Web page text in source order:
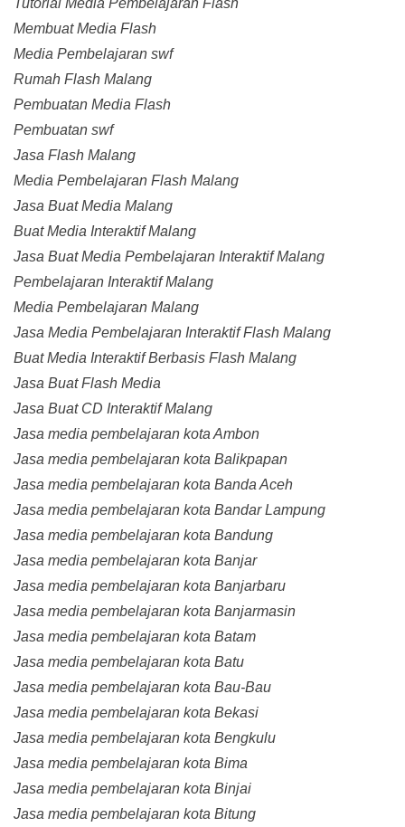
Tutorial Media Pembelajaran Flash
Membuat Media Flash
Media Pembelajaran swf
Rumah Flash Malang
Pembuatan Media Flash
Pembuatan swf
Jasa Flash Malang
Media Pembelajaran Flash Malang
Jasa Buat Media Malang
Buat Media Interaktif Malang
Jasa Buat Media Pembelajaran Interaktif Malang
Pembelajaran Interaktif Malang
Media Pembelajaran Malang
Jasa Media Pembelajaran Interaktif Flash Malang
Buat Media Interaktif Berbasis Flash Malang
Jasa Buat Flash Media
Jasa Buat CD Interaktif Malang
Jasa media pembelajaran kota Ambon
Jasa media pembelajaran kota Balikpapan
Jasa media pembelajaran kota Banda Aceh
Jasa media pembelajaran kota Bandar Lampung
Jasa media pembelajaran kota Bandung
Jasa media pembelajaran kota Banjar
Jasa media pembelajaran kota Banjarbaru
Jasa media pembelajaran kota Banjarmasin
Jasa media pembelajaran kota Batam
Jasa media pembelajaran kota Batu
Jasa media pembelajaran kota Bau-Bau
Jasa media pembelajaran kota Bekasi
Jasa media pembelajaran kota Bengkulu
Jasa media pembelajaran kota Bima
Jasa media pembelajaran kota Binjai
Jasa media pembelajaran kota Bitung